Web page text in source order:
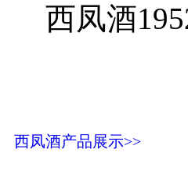
西凤酒
西凤酒产品展示>>